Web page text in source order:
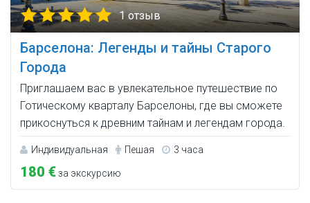
1 отзыв
Барселона: Легенды и тайны Старого
Города
Приглашаем вас в увлекательное путешествие по
Готическому кварталу Барселоны, где вы сможете
прикоснуться к древним тайнам и легендам города.
Индивидуальная Пешая 3 часа
180 €за экскурсию